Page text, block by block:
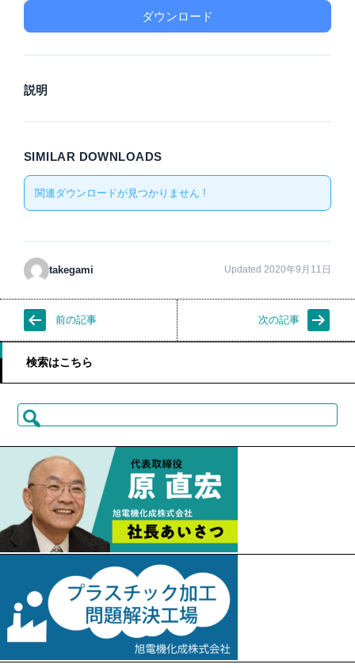
ダウンロード
説明
SIMILAR DOWNLOADS
関連ダウンロードが見つかりません !
takegami Updated 2020年9月11日
前の記事 次の記事
検索はこちら
検
索: